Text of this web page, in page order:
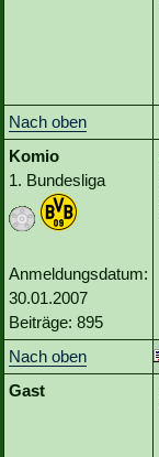
Nach oben
Komio
1. Bundesliga
Anmeldungsdatum:
30.01.2007
Beiträge: 895
Nach oben
Gast